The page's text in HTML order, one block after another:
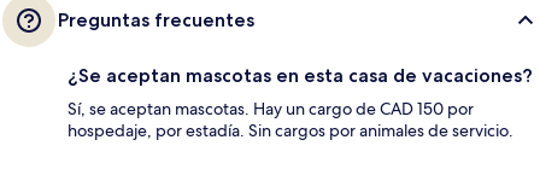
Preguntas frecuentes
¿Se aceptan mascotas en esta casa de vacaciones?
Sí, se aceptan mascotas. Hay un cargo de CAD 150 por
hospedaje, por estadía. Sin cargos por animales de servicio.